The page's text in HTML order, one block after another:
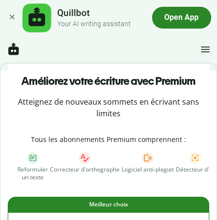
Quillbot
Your AI writing assistant
Open App
Améliorez votre écriture avec Premium
Atteignez de nouveaux sommets en écrivant sans
limites
Tous les abonnements Premium comprennent :
Reformuler
un texte
Correcteur d'orthographe Logiciel anti-plagiat Détecteur d'IA
Meilleur choix